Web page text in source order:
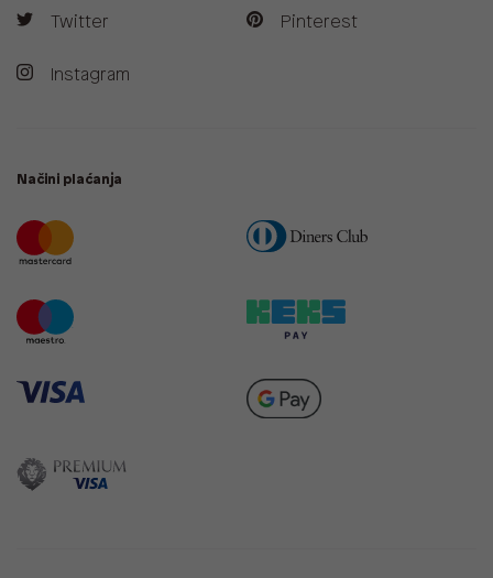
Twitter
Instagram
Pinterest
Načini plaćanja